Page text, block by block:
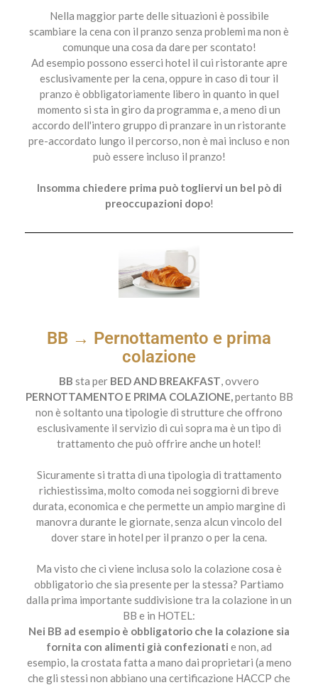
Nella maggior parte delle situazioni è possibile
scambiare la cena con il pranzo senza problemi ma non è
comunque una cosa da dare per scontato!
Ad esempio possono esserci hotel il cui ristorante apre
esclusivamente per la cena, oppure in caso di tour il
pranzo è obbligatoriamente libero in quanto in quel
momento si sta in giro da programma e, a meno di un
accordo dell'intero gruppo di pranzare in un ristorante
pre-accordato lungo il percorso, non è mai incluso e non
può essere incluso il pranzo!
Insomma chiedere prima può togliervi un bel pò di
preoccupazioni dopo!
BB → Pernottamento e prima
colazione
BB sta per BED AND BREAKFAST, ovvero
PERNOTTAMENTO E PRIMA COLAZIONE,pertanto BB
non è soltanto una tipologie di strutture che offrono
esclusivamente il servizio di cui sopra ma è un tipo di
trattamento che può offrire anche un hotel!
Sicuramente si tratta di una tipologia di trattamento
richiestissima, molto comoda nei soggiorni di breve
durata, economica e che permette un ampio margine di
manovra durante le giornate, senza alcun vincolo del
dover stare in hotel per il pranzo o per la cena.
Ma visto che ci viene inclusa solo la colazione cosa è
obbligatorio che sia presente per la stessa? Partiamo
dalla prima importante suddivisione tra la colazione in un
BB e in HOTEL:
Nei BB ad esempio è obbligatorio che la colazione sia
fornita con alimenti già confezionati e non, ad
esempio, la crostata fatta a mano dai proprietari (a meno
che gli stessi non abbiano una certificazione HACCP che